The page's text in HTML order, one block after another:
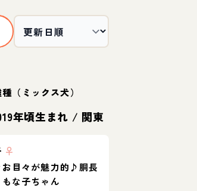
（ミックス犬）
年頃生まれ / 関東
♀
お目々が魅力的♪胴長
な子ちゃん